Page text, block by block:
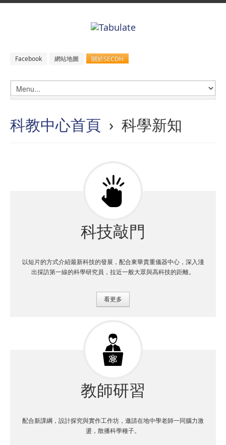
Facebook 網站地圖 關於SECDH
科教中心首頁 › 科學新知
科技敲門
以短片的方式介紹最新科技的發展，配合東華貴重儀器中心，深入淺
出採訪第一線的科學研究員，拉近一般大眾與高科技的距離。
看更多
教師研習
配合新課綱，設計探究與實作工作坊，邀請在地中學老師一同腦力激
盪，散播科學種子。